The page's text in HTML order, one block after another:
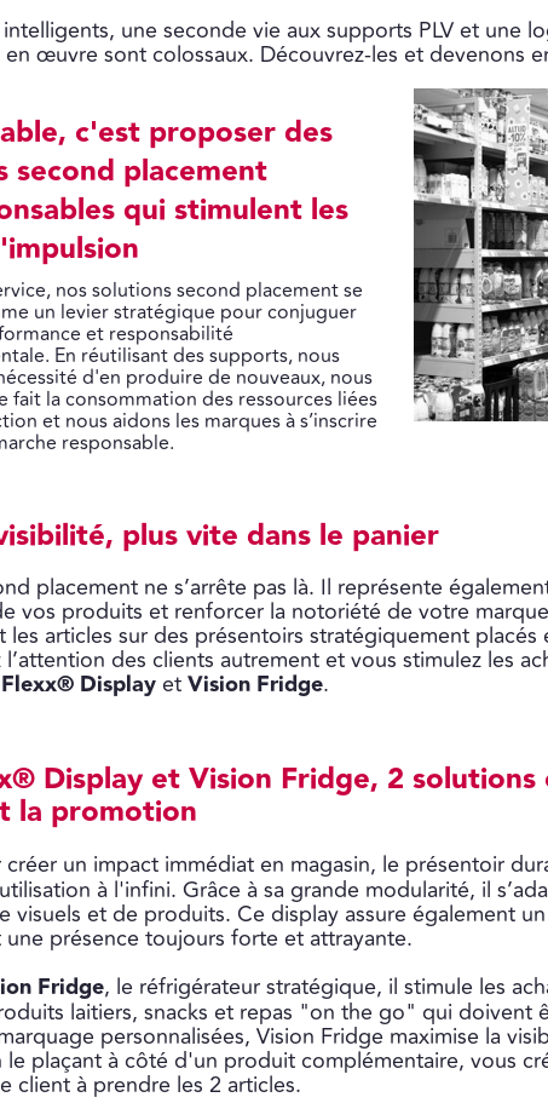
une seconde vie aux supports PLV et une
en œuvre sont colossaux. Découvrez-les et devenons
c'est proposer des
second placement
qui stimulent les
nos solutions second placement se
un levier stratégique pour conjuguer
et responsabilité
En réutilisant des supports, nous
d'en produire de nouveaux, nous
fait la consommation des ressources liées
et nous aidons les marques à s’inscrire
responsable.
plus vite dans le panier
placement ne s’arrête pas là. Il représente
vos produits et renforcer la notoriété de votre
les articles sur des présentoirs stratégiquement
des clients autrement et vous stimulez les
DisplayetVision Fridge.
Display et Vision Fridge, 2 solutions
la promotion
un impact immédiat en magasin, le présentoir
à l'infini. Grâce à sa grande modularité, il
visuels et de produits. Ce display assure également
une présence toujours forte et attrayante.
Fridge, le réfrigérateur stratégique, il stimule les
laitiers, snacks et repas "on the go" qui doivent
personnalisées, Vision Fridge maximise la
plaçant à côté d'un produit complémentaire, vous
client à prendre les 2 articles.